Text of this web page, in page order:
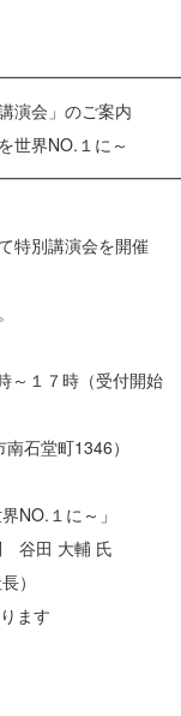
演会」のご案内
NO.１に～
特別講演会を開催
～１７時（受付開始
石堂町1346）
NO.１に～」
谷田 大輔 氏
）
ます